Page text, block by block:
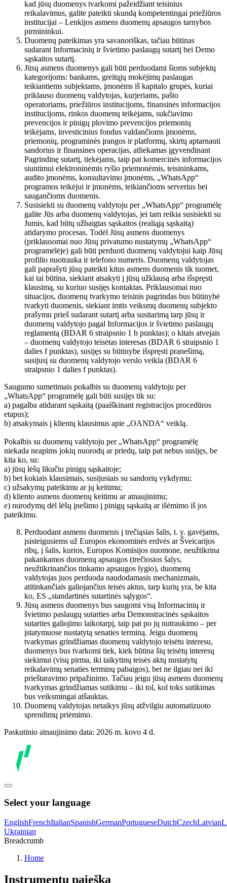
kad jūsų duomenys tvarkomi pažeidžiant teisinius
reikalavimus, galite pateikti skundą kompetentingai priežiūros
institucijai – Lenkijos asmens duomenų apsaugos tarnybos
pirmininkui.
Duomenų pateikimas yra savanoriškas, tačiau būtinas
sudarant Informacinių ir švietimo paslaugų sutartį bei Demo
sąskaitos sutartį.
Jūsų asmens duomenys gali būti perduodami šioms subjektų
kategorijoms: bankams, greitųjų mokėjimų paslaugas
teikiantiems subjektams, įmonėms iš kapitalo grupės, kuriai
priklauso duomenų valdytojas, kurjeriams, pašto
operatoriams, priežiūros institucijoms, finansinės informacijos
institucijoms, rinkos duomenų teikėjams, sukčiavimo
prevencijos ir pinigų plovimo prevencijos priemonių
teikėjams, investicinius fondus valdančioms įmonėms,
priemonių, programinės įrangos ir platformų, skirtų aptarnauti
sandorius ir finansines operacijas, atliekamas įgyvendinant
Pagrindinę sutartį, tiekėjams, taip pat komercinės informacijos
siuntimui elektroninėmis ryšio priemonėmis, teisininkams,
audito įmonėms, konsultavimo įmonėms, „WhatsApp“
programos teikėjui ir įmonėms, teikiančioms serverius bei
saugančioms duomenis.
Susisiekti su duomenų valdytoju per „WhatsApp“ programėlę
galite Jūs arba duomenų valdytojas, jei tam reikia susisiekti su
Jumis, kad būtų užbaigtas sąskaitos (realiąją sąskaitą)
atidarymo procesas. Todėl Jūsų asmens duomenys
(priklausomai nuo Jūsų privatumo nustatymų „WhatsApp“
programėlėje) gali būti perduoti duomenų valdytojui kaip Jūsų
profilio nuotrauka ir telefono numeris. Duomenų valdytojas
gali paprašyti jūsų pateikti kitus asmens duomenis tik tuomet,
kai tai būtina, siekiant atsakyti į jūsų užklausą arba išspręsti
klausimą, su kuriuo susijęs kontaktas. Priklausomai nuo
situacijos, duomenų tvarkymo teisinis pagrindas bus būtinybė
tvarkyti duomenis, siekiant imtis veiksmų duomenų subjekto
prašymu prieš sudarant sutartį arba susitarimą tarp jūsų ir
duomenų valdytojo pagal Informacijos ir švietimo paslaugų
reglamentą (BDAR 6 straipsnio 1 b punktas); o kitais atvejais
– duomenų valdytojo teisėtas interesas (BDAR 6 straipsnio 1
dalies f punktas), susijęs su būtinybe išspręsti pranešimą,
susijusį su duomenų valdytojo verslo veikla (BDAR 6
straipsnio 1 dalies f punktas).
Saugumo sumetimais pokalbis su duomenų valdytoju per
„WhatsApp“ programėlę gali būti susijęs tik su:
a) pagalba atidarant sąskaitą (paaiškinant registracijos procedūros
etapus);
b) atsakymais į klientų klausimus apie „OANDA“ veiklą.
Pokalbis su duomenų valdytoju per „WhatsApp“ programėlę
niekada neapims jokių nuorodų ar priedų, taip pat nebus susijęs, be
kita ko, su:
a) jūsų lėšų likučiu pinigų sąskaitoje;
b) bet kokiais klausimais, susijusiais su sandorių vykdymu;
c) užsakymų pateikimu ar jų keitimu;
d) kliento asmens duomenų keitimu ar atnaujinimu;
e) nurodymų dėl lėšų įnešimo į pinigų sąskaitą ar išėmimo iš jos
pateikimu.
Perduodant asmens duomenis į trečiąsias šalis, t. y. gavėjams,
įsisteigusiems už Europos ekonominės erdvės ar Šveicarijos
ribų, į šalis, kurios, Europos Komisijos nuomone, neužtikrina
pakankamos duomenų apsaugos (trečiosios šalys,
neužtikrinančios tinkamo apsaugos lygio), duomenų
valdytojas juos perduoda naudodamasis mechanizmais,
atitinkančiais galiojančius teisės aktus, tarp kurių yra, be kita
ko, ES „standartinės sutartinės sąlygos“.
Jūsų asmens duomenys bus saugomi visą Informacinių ir
švietimo paslaugų sutarties arba Demonstracinės sąskaitos
sutarties galiojimo laikotarpį, taip pat po jų nutraukimo – per
įstatymuose nustatytą senaties terminą. Jeigu duomenų
tvarkymas grindžiamas duomenų valdytojo teisėtu interesu,
duomenys bus tvarkomi tiek, kiek būtina šių teisėtų interesų
siekimui (visų pirma, iki taikytinų teisės aktų nustatytų
reikalavimų senaties terminų pabaigos), bet ne ilgiau nei iki
prieštaravimo pripažinimo. Tačiau jeigu jūsų asmens duomenų
tvarkymas grindžiamas sutikimu – iki tol, kol toks sutikimas
bus veiksmingai atšauktas.
Duomenų valdytojas netaikys jūsų atžvilgiu automatizuoto
sprendimų priėmimo.
Paskutinio atnaujinimo data: 2026 m. kovo 4 d.
Select your language
EnglishFrenchItalianSpanishGermanPortugueseDutchCzechLatvian
Ukrainian
Breadcrumb
Home
Instrumentų paieška